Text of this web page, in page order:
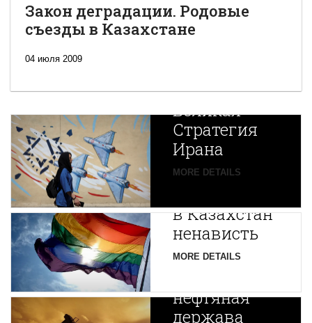
Закон деградации. Родовые
съезды в Казахстане
04 июля 2009
Новая
Великая
Стратегия
Ирана
MORE DETAILS
Путин
в Казахстан
ненависть
MORE DETAILS
Центральной
Азии
зарождается
нефтяная
держава